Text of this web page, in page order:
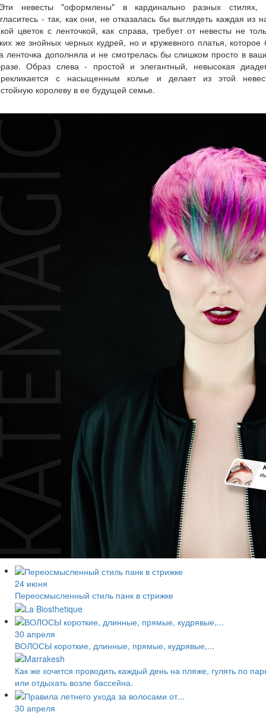
невесты "оформлены" в кардинально разных стилях,
- так, как они, не отказалась бы выглядеть каждая из
цветок с ленточкой, как справа, требует от невесты не
же знойных черных кудрей, но и кружевного платья, которое
ленточка дополняла и не смотрелась бы слишком просто в
Образ слева - простой и элегантный, невысокая
с насыщенным колье и делает из этой
королеву в ее будущей семье.
24 июня
Переосмысленный стиль панк в стрижке
30 апреля
ВОЛОСЫ короткие, длинные, прямые, кудрявые,...
Как же хочется проводить каждый день на пляже, гулять по
или отдыхать возле бассейна.
30 апреля